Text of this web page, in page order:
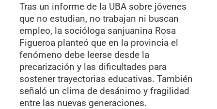
Tras un informe de la UBA sobre jóvenes
que no estudian, no trabajan ni buscan
empleo, la socióloga sanjuanina Rosa
Figueroa planteó que en la provincia el
fenómeno debe leerse desde la
precarización y las dificultades para
sostener trayectorias educativas. También
señaló un clima de desánimo y fragilidad
entre las nuevas generaciones.